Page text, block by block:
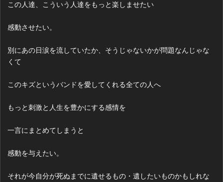
この人達、こういう人達をもっと楽しませたい
感動させたい。
別にあの日涙を流していたか、そうじゃないかが問題なんじゃな
くて
このキズというバンドを愛してくれる全ての人へ
もっと刺激と人生を豊かにする感情を
一言にまとめてしまうと
感動を与えたい。
それが今自分が死ぬまでに遺せるもの・遺したいものかもしれな